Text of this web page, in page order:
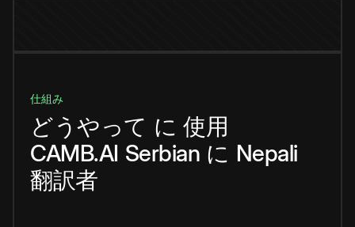
仕組み
どうやって に 使用
CAMB.AI Serbian に Nepali
翻訳者